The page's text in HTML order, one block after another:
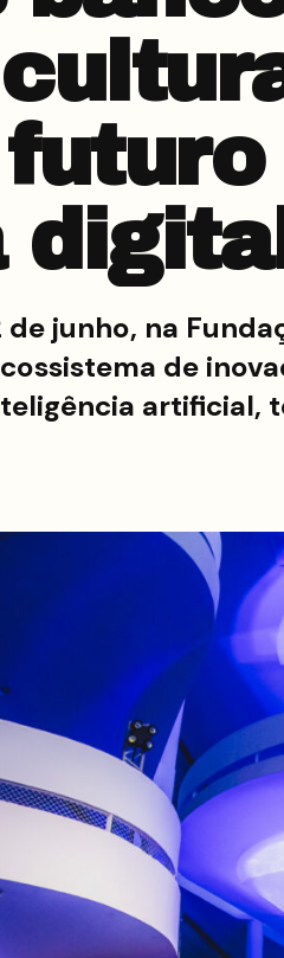
digital
junho, na
de
artificial,